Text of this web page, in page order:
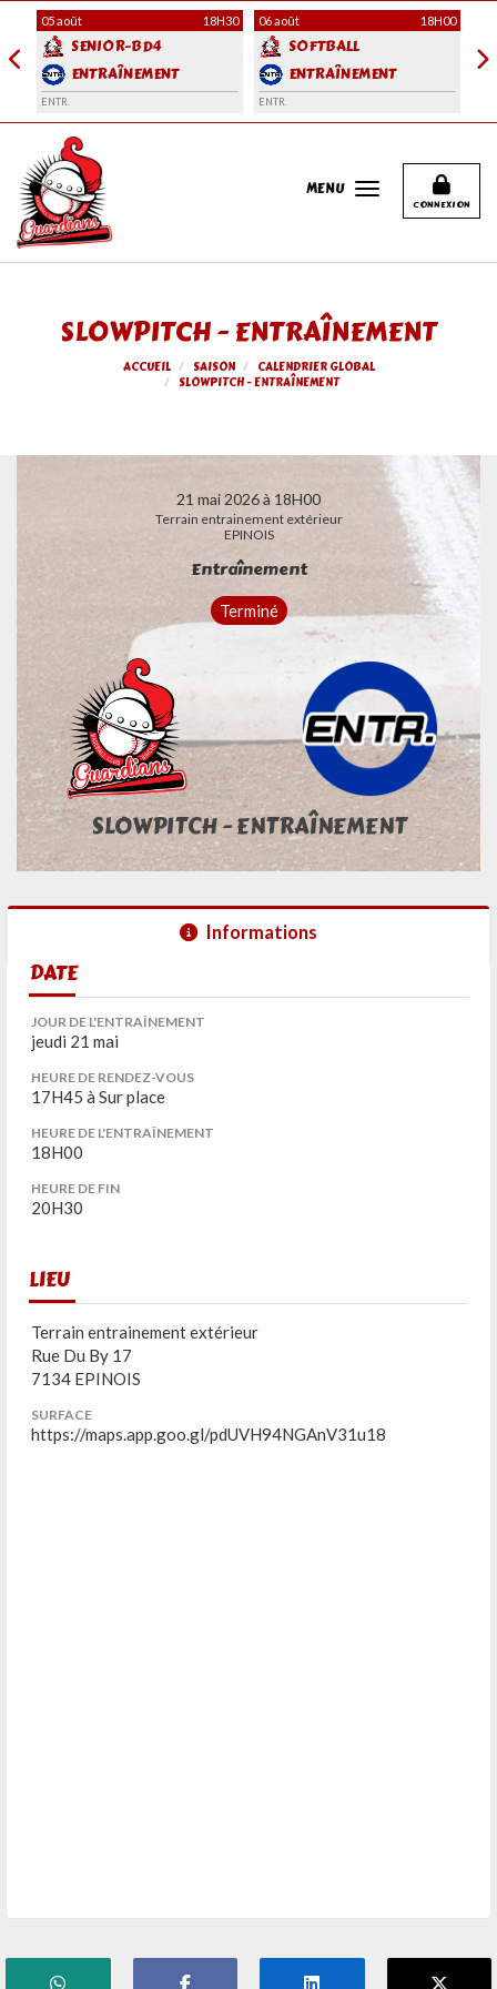
05 août 18H30
SENIOR-BD4
ENTRAÎNEMENT
ENTR.
06 août 18H00
SOFTBALL
ENTRAÎNEMENT
ENTR.
CONNEXION
MENU
SLOWPITCH - ENTRAÎNEMENT
ACCUEIL SAISON
CALENDRIER GLOBAL
SLOWPITCH - ENTRAÎNEMENT
21 mai 2026 à 18H00
Terrain entrainement extérieur
EPINOIS
Entraînement
Terminé
SLOWPITCH - ENTRAÎNEMENT
Informations
DATE
JOUR DE L'ENTRAÎNEMENT
jeudi 21 mai
HEURE DE RENDEZ-VOUS
17H45 à Sur place
HEURE DE L'ENTRAÎNEMENT
18H00
HEURE DE FIN
20H30
LIEU
Terrain entrainement extérieur
Rue Du By 17
7134 EPINOIS
SURFACE
https://maps.app.goo.gl/pdUVH94NGAnV31u18
Panneau de gestion des cookies